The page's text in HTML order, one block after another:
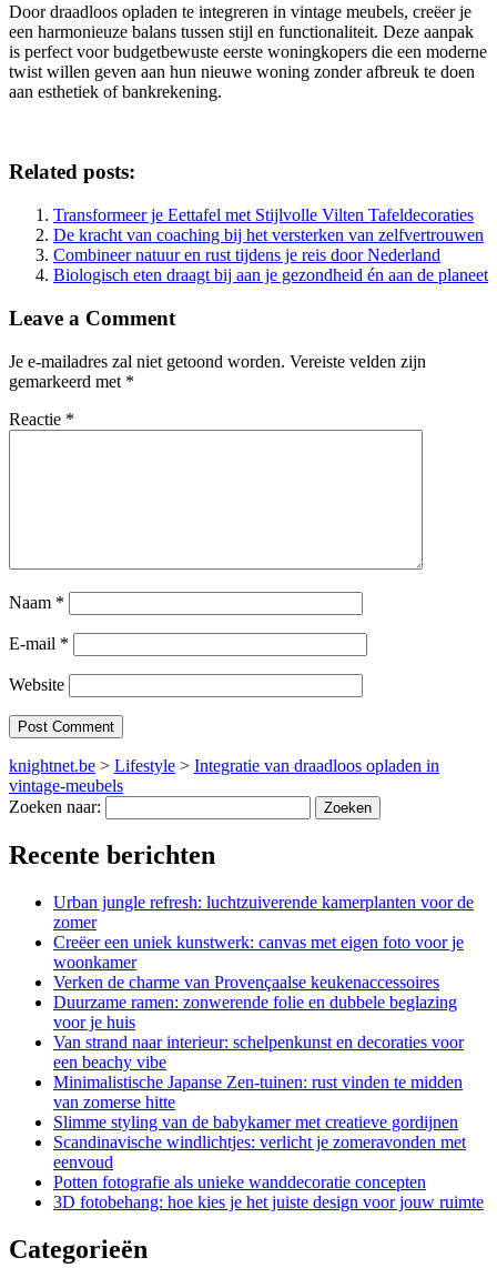
Door draadloos opladen te integreren in vintage meubels, creëer je
een harmonieuze balans tussen stijl en functionaliteit. Deze aanpak
is perfect voor budgetbewuste eerste woningkopers die een moderne
twist willen geven aan hun nieuwe woning zonder afbreuk te doen
aan esthetiek of bankrekening.
Related posts:
Transformeer je Eettafel met Stijlvolle Vilten Tafeldecoraties
De kracht van coaching bij het versterken van zelfvertrouwen
Combineer natuur en rust tijdens je reis door Nederland
Biologisch eten draagt bij aan je gezondheid én aan de planeet
Leave a Comment
Je e-mailadres zal niet getoond worden. Vereiste velden zijn
gemarkeerd met *
Reactie *
Naam *
E-mail *
Website
knightnet.be > Lifestyle > Integratie van draadloos opladen in
vintage-meubels
Zoeken naar:
Recente berichten
Urban jungle refresh: luchtzuiverende kamerplanten voor de
zomer
Creëer een uniek kunstwerk: canvas met eigen foto voor je
woonkamer
Verken de charme van Provençaalse keukenaccessoires
Duurzame ramen: zonwerende folie en dubbele beglazing
voor je huis
Van strand naar interieur: schelpenkunst en decoraties voor
een beachy vibe
Minimalistische Japanse Zen-tuinen: rust vinden te midden
van zomerse hitte
Slimme styling van de babykamer met creatieve gordijnen
Scandinavische windlichtjes: verlicht je zomeravonden met
eenvoud
Potten fotografie als unieke wanddecoratie concepten
3D fotobehang: hoe kies je het juiste design voor jouw ruimte
Categorieën